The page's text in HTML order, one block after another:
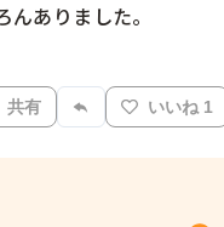
ありました。
共有 いいね 1